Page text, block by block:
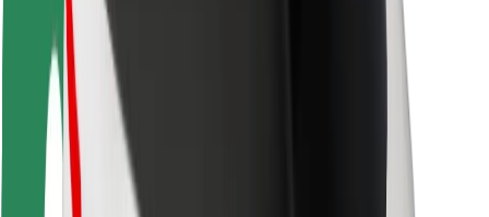
Εργαστήριο ασφάλειας
Πόλεις
Τοποθεσίες
Λύσεις για την πόλη
Αεροδρόμια